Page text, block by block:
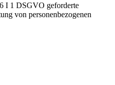
I 1 DSGVO geforderte
von personenbezogenen